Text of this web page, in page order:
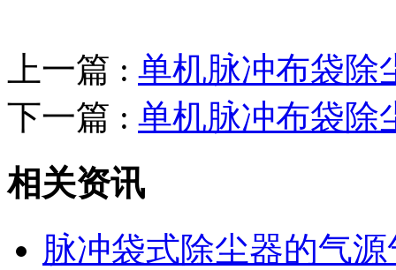
上一篇 : 单机脉冲布袋除
下一篇 : 单机脉冲布袋除
相关资讯
脉冲袋式除尘器的气